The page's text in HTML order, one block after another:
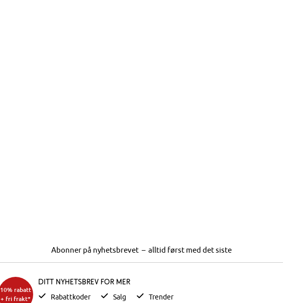
Abonner på nyhetsbrevet – alltid først med det siste
10% rabatt
+ fri frakt*
Ditt nyhetsbrev for mer
Rabattkoder Salg Trender